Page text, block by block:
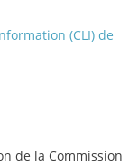
(CLI) de
de la Commission